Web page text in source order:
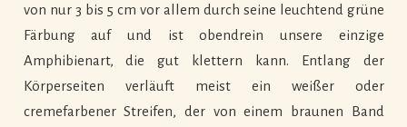
von nur 3 bis 5 cm vor allem durch seine leuchtend grüne
Färbung auf und ist obendrein unsere einzige
Amphibienart, die gut klettern kann. Entlang der
Körperseiten verläuft meist ein weißer oder
cremefarbener Streifen, der von einem braunen Band